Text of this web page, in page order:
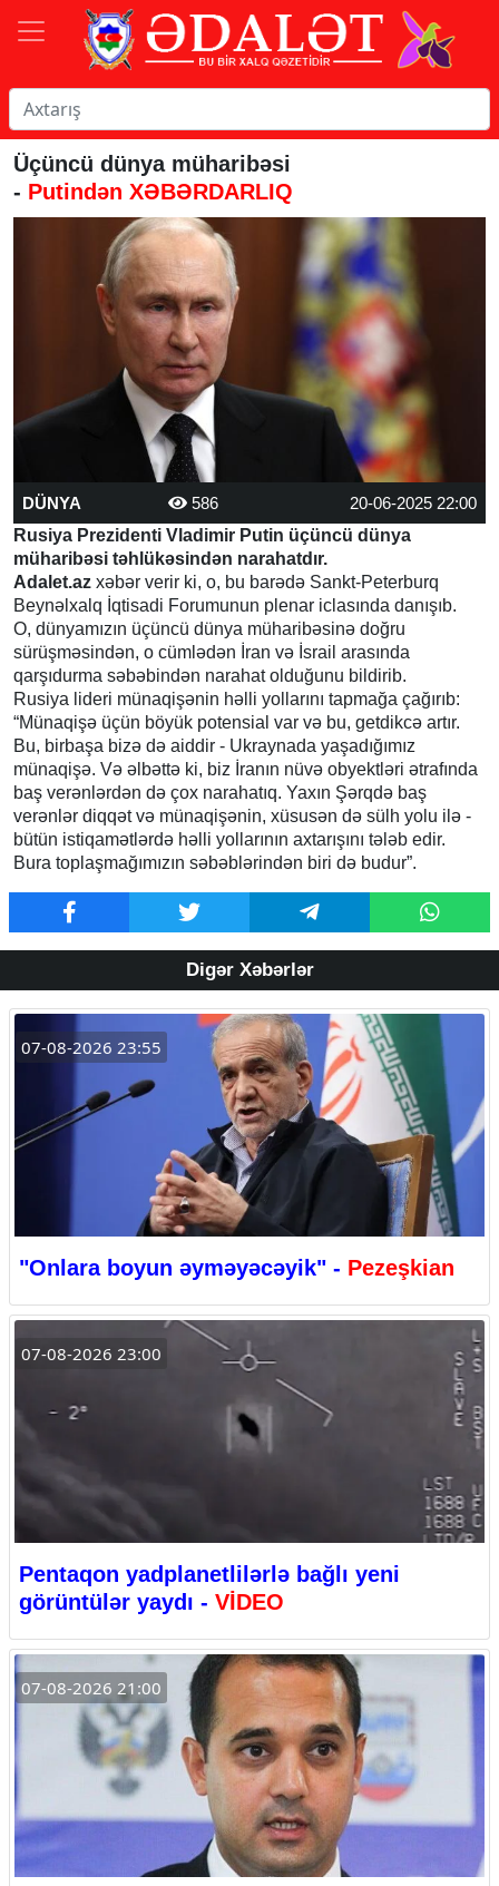
Üçüncü dünya müharibəsi
- Putindən XƏBƏRDARLIQ
DÜNYA 586
20-06-2025 22:00
Rusiya Prezidenti Vladimir Putin üçüncü dünya
müharibəsi təhlükəsindən narahatdır.
Adalet.az xəbər verir ki, o, bu barədə Sankt-Peterburq
Beynəlxalq İqtisadi Forumunun plenar iclasında danışıb.
O, dünyamızın üçüncü dünya müharibəsinə doğru
sürüşməsindən, o cümlədən İran və İsrail arasında
qarşıdurma səbəbindən narahat olduğunu bildirib.
Rusiya lideri münaqişənin həlli yollarını tapmağa çağırıb:
“Münaqişə üçün böyük potensial var və bu, getdikcə artır.
Bu, birbaşa bizə də aiddir - Ukraynada yaşadığımız
münaqişə. Və əlbəttə ki, biz İranın nüvə obyektləri ətrafında
baş verənlərdən də çox narahatıq. Yaxın Şərqdə baş
verənlər diqqət və münaqişənin, xüsusən də sülh yolu ilə -
bütün istiqamətlərdə həlli yollarının axtarışını tələb edir.
Bura toplaşmağımızın səbəblərindən biri də budur”.
Digər Xəbərlər
07-08-2026 23:55
"Onlara boyun əyməyəcəyik" - Pezeşkian
07-08-2026 23:00
Pentaqon yadplanetlilərlə bağlı yeni
görüntülər yaydı - VİDEO
07-08-2026 21:00